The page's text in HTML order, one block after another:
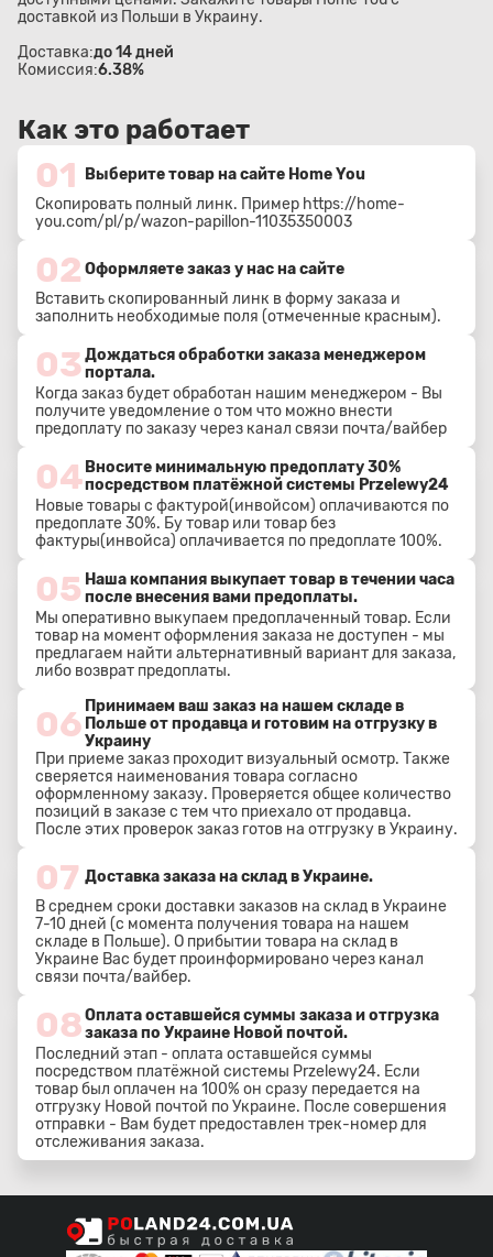
доставкой из Польши в Украину.
Доставка:до 14 дней
Комиссия:6.38%
Как это работает
01
Выберите товар на сайте Home You
Скопировать полный линк. Пример https://home-
you.com/pl/p/wazon-papillon-11035350003
02 Оформляете заказ у нас на сайте
Вставить скопированный линк в форму заказа и
заполнить необходимые поля (отмеченные красным).
03Дождаться обработки заказа менеджером
портала.
Когда заказ будет обработан нашим менеджером - Вы
получите уведомление о том что можно внести
предоплату по заказу через канал связи почта/вайбер
04 Вносите минимальную предоплату 30%
посредством платёжной системы Przelewy24
Новые товары с фактурой(инвойсом) оплачиваются по
предоплате 30%. Бу товар или товар без
фактуры(инвойса) оплачивается по предоплате 100%.
05 Наша компания выкупает товар в течении часа
после внесения вами предоплаты.
Мы оперативно выкупаем предоплаченный товар. Если
товар на момент оформления заказа не доступен - мы
предлагаем найти альтернативный вариант для заказа,
либо возврат предоплаты.
06 Принимаем ваш заказ на нашем складе в
Польше от продавца и готовим на отгрузку в
Украину
При приеме заказ проходит визуальный осмотр. Также
сверяется наименования товара согласно
оформленному заказу. Проверяется общее количество
позиций в заказе с тем что приехало от продавца.
После этих проверок заказ готов на отгрузку в Украину.
07 Доставка заказа на склад в Украине.
В среднем сроки доставки заказов на склад в Украине
7-10 дней (с момента получения товара на нашем
складе в Польше). О прибытии товара на склад в
Украине Вас будет проинформировано через канал
связи почта/вайбер.
08Оплата оставшейся суммы заказа и отгрузка
заказа по Украине Новой почтой.
Последний этап - оплата оставшейся суммы
посредством платёжной системы Przelewy24. Если
товар был оплачен на 100% он сразу передается на
отгрузку Новой почтой по Украине. После совершения
отправки - Вам будет предоставлен трек-номер для
отслеживания заказа.